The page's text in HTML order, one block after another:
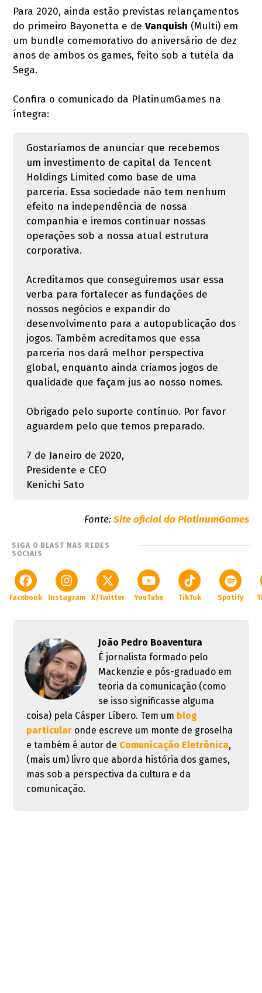
Para 2020, ainda estão previstas relançamentos
do primeiro Bayonetta e deVanquish (Multi) em
um bundle comemorativo do aniversário de dez
anos de ambos os games, feito sob a tutela da
Sega.
Confira o comunicado da PlatinumGames na
íntegra:
Gostaríamos de anunciar que recebemos
um investimento de capital da Tencent
Holdings Limited como base de uma
parceria. Essa sociedade não tem nenhum
efeito na independência de nossa
companhia e iremos continuar nossas
operações sob a nossa atual estrutura
corporativa.
Acreditamos que conseguiremos usar essa
verba para fortalecer as fundações de
nossos negócios e expandir do
desenvolvimento para a autopublicação dos
jogos. Também acreditamos que essa
parceria nos dará melhor perspectiva
global, enquanto ainda criamos jogos de
qualidade que façam jus ao nosso nomes.
Obrigado pelo suporte contínuo. Por favor
aguardem pelo que temos preparado.
7 de Janeiro de 2020,
Presidente e CEO
Kenichi Sato
Fonte:Site oficial da PlatinumGames
SIGA O BLAST NAS REDES
SOCIAIS
Facebook Instagram X/Twitter YouTube TikTok Spotify
João Pedro Boaventura
É jornalista formado pelo
Mackenzie e pós-graduado em
teoria da comunicação (como
se isso significasse alguma
coisa) pela Cásper Líbero. Tem um blog
particularonde escreve um monte de groselha
e também é autor de Comunicação Eletrônica,
(mais um) livro que aborda história dos games,
mas sob a perspectiva da cultura e da
comunicação.